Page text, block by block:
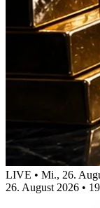
LIVE • Mi., 26.
26. August 2026 •